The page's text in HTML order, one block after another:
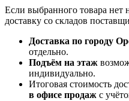
Если выбранного товара нет
доставку со складов
Доставка по городу
отдельно.
Подъём на этаж
индивидуально.
Итоговая стоимость
в офисе продаж с